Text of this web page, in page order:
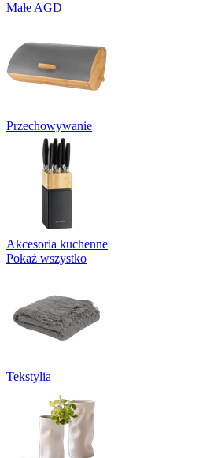
Małe AGD
Przechowywanie
Akcesoria kuchenne
Pokaż wszystko
Tekstylia